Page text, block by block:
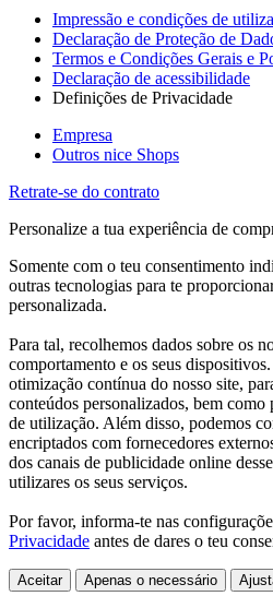
Impressão e condições de
Declaração de Proteção de
Termos e Condições Gerais e
Declaração de acessibilidade
Definições de Privacidade
Empresa
Outros nice Shops
Retrate-se do contrato
Personalize a tua experiência de
Somente com o teu consentimento
outras tecnologias para te
personalizada.
Para tal, recolhemos dados sobre os
comportamento e os seus
otimização contínua do nosso site,
conteúdos personalizados, bem como
de utilização. Além disso, podemos
encriptados com fornecedores
dos canais de publicidade online
utilizares os seus serviços.
Por favor, informa-te nas
Privacidade antes de dares o teu
Aceitar Apenas o necessário